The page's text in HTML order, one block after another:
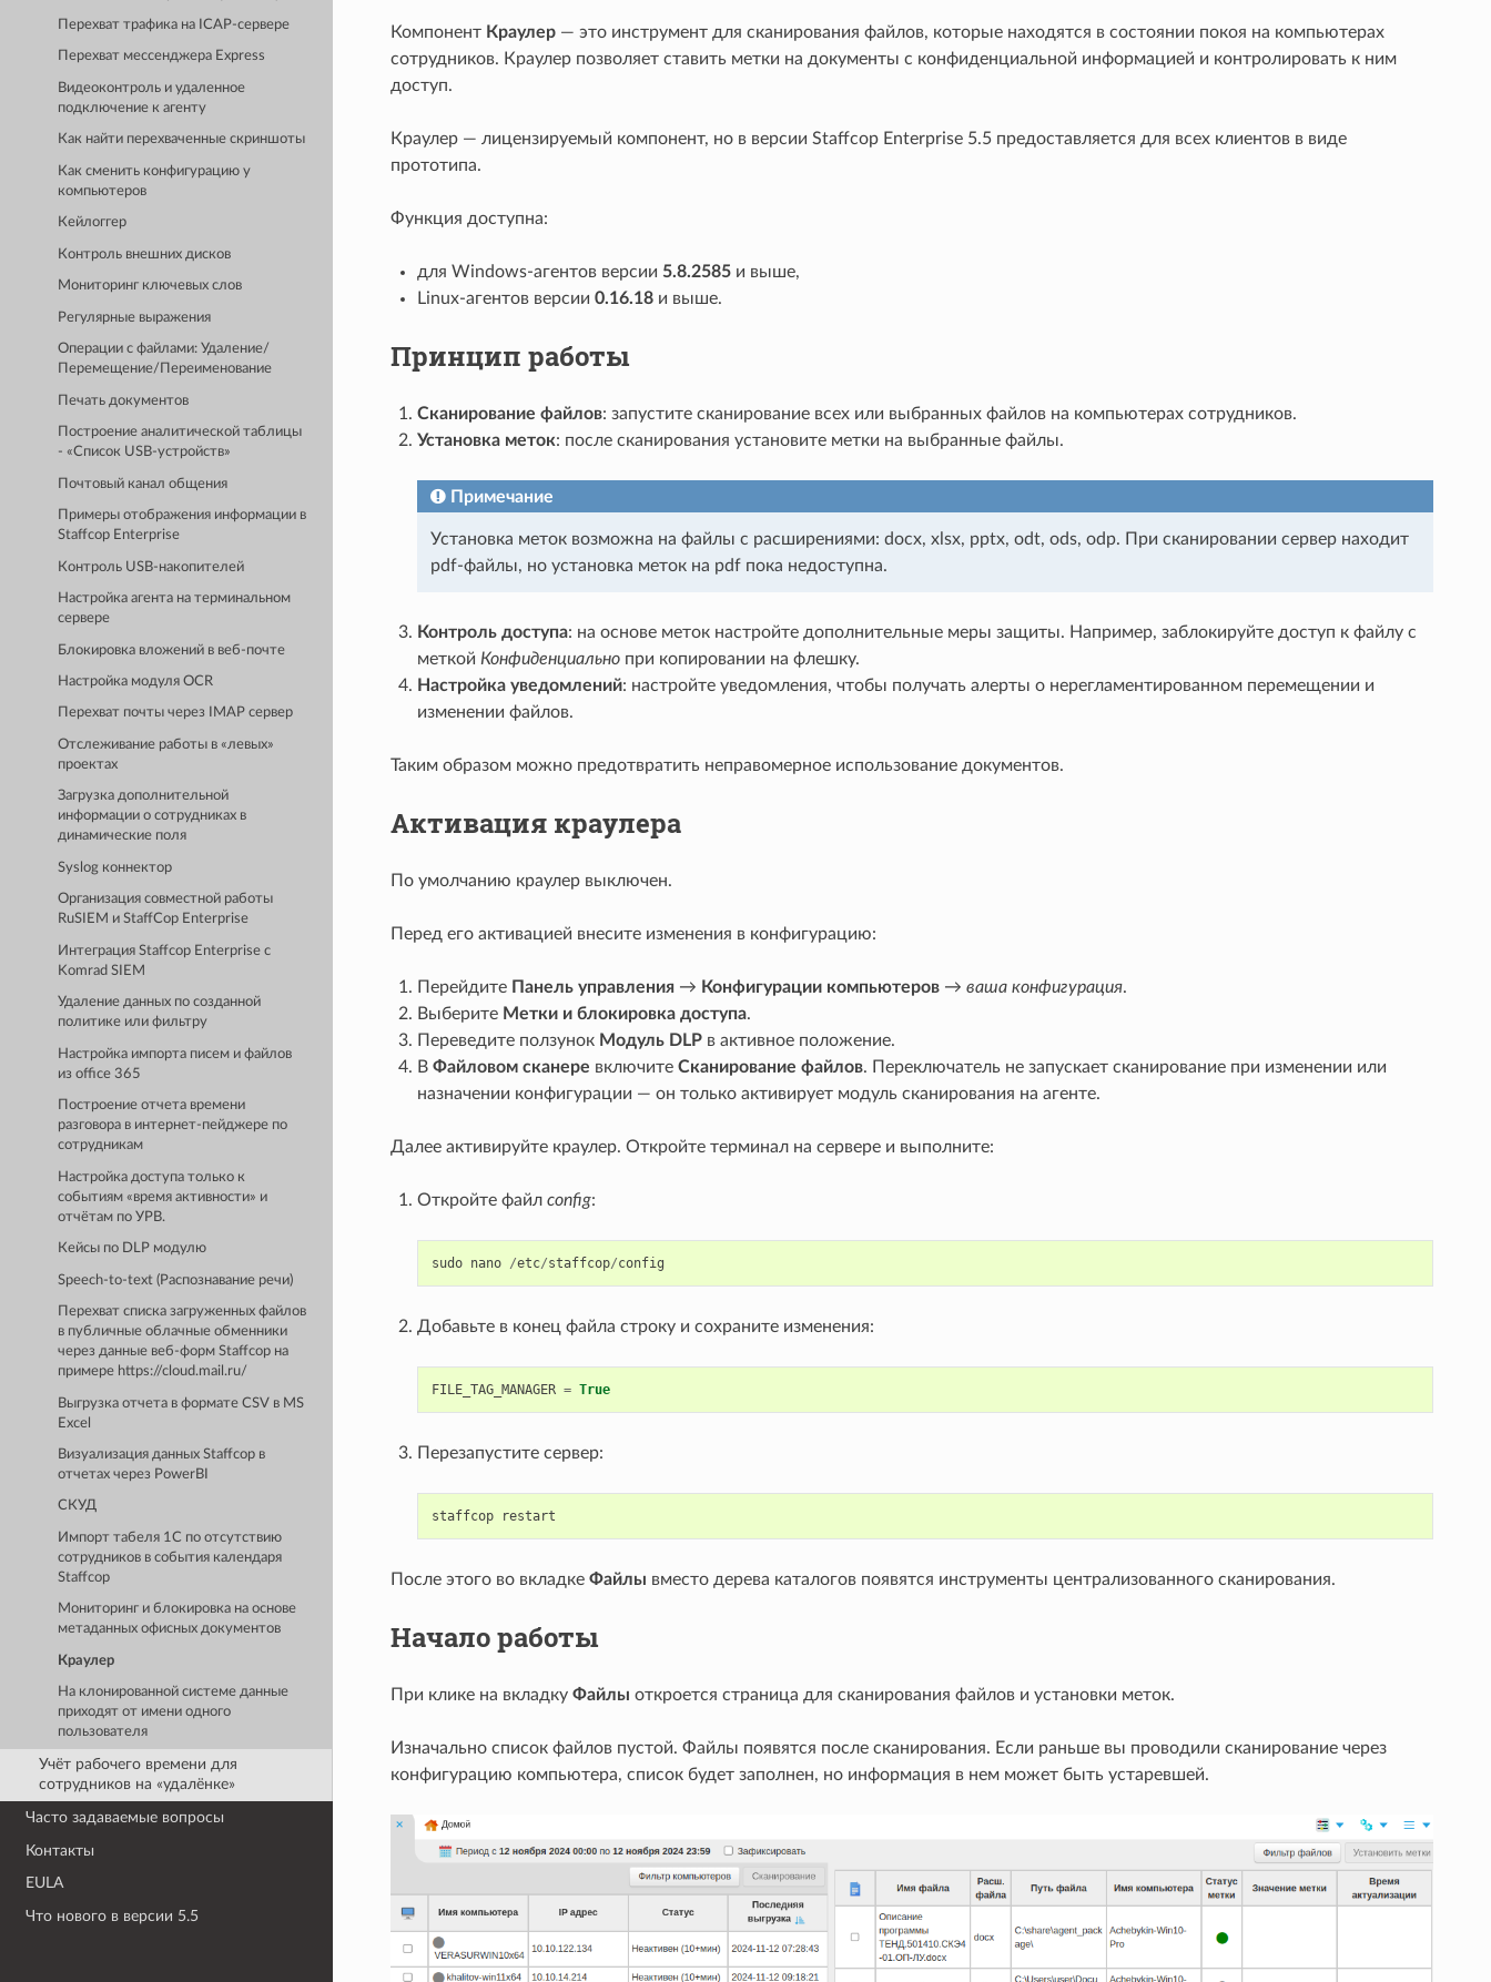
Перехват трафика на ICAP-сервере
Перехват мессенджера Express
Видеоконтроль и удаленное
подключение к агенту
Как найти перехваченные скриншоты
Как сменить конфигурацию у
компьютеров
Кейлоггер
Контроль внешних дисков
Мониторинг ключевых слов
Регулярные выражения
Операции с файлами: Удаление/
Перемещение/Переименование
Печать документов
Построение аналитической таблицы
- «Список USB-устройств»
Почтовый канал общения
Примеры отображения информации в
Staffcop Enterprise
Контроль USB-накопителей
Настройка агента на терминальном
сервере
Блокировка вложений в веб-почте
Настройка модуля OCR
Перехват почты через IMAP сервер
Отслеживание работы в «левых»
проектах
Загрузка дополнительной
информации о сотрудниках в
динамические поля
Syslog коннектор
Организация совместной работы
RuSIEM и StaffCop Enterprise
Интеграция Staffcop Enterprise с
Komrad SIEM
Удаление данных по созданной
политике или фильтру
Настройка импорта писем и файлов
из office 365
Построение отчета времени
разговора в интернет-пейджере по
сотрудникам
Настройка доступа только к
событиям «время активности» и
отчётам по УРВ.
Кейсы по DLP модулю
Speech-to-text (Распознавание речи)
Перехват списка загруженных файлов
в публичные облачные обменники
через данные веб-форм Staffcop на
примере https://cloud.mail.ru/
Выгрузка отчета в формате CSV в MS
Excel
Визуализация данных Staffcop в
отчетах через PowerBI
СКУД
Импорт табеля 1С по отсутствию
сотрудников в события календаря
Staffcop
Мониторинг и блокировка на основе
метаданных офисных документов
Краулер
На клонированной системе данные
приходят от имени одного
пользователя
Учёт рабочего времени для
сотрудников на «удалёнке»
Часто задаваемые вопросы
Контакты
EULA
Что нового в версии 5.5
Компонент Краулер— это инструмент для сканирования файлов, которые находятся в состоянии покоя на компьютерах
сотрудников. Краулер позволяет ставить метки на документы с конфиденциальной информацией и контролировать к ним
доступ.
Краулер — лицензируемый компонент, но в версии Staffcop Enterprise 5.5 предоставляется для всех клиентов в виде
прототипа.
Функция доступна:
для Windows-агентов версии 5.8.2585и выше,
Linux-агентов версии 0.16.18и выше.
Принцип работы
Сканирование файлов: запустите сканирование всех или выбранных файлов на компьютерах сотрудников.
Установка меток: после сканирования установите метки на выбранные файлы.
Примечание
Установка меток возможна на файлы с расширениями: docx, xlsx, pptx, odt, ods, odp. При сканировании сервер находит
pdf-файлы, но установка меток на pdf пока недоступна.
Контроль доступа: на основе меток настройте дополнительные меры защиты. Например, заблокируйте доступ к файлу с
меткой Конфиденциальнопри копировании на флешку.
Настройка уведомлений: настройте уведомления, чтобы получать алерты о нерегламентированном перемещении и
изменении файлов.
Таким образом можно предотвратить неправомерное использование документов.
Активация краулера
По умолчанию краулер выключен.
Перед его активацией внесите изменения в конфигурацию:
Перейдите Панель управления→ Конфигурации компьютеров→ ваша конфигурация.
Выберите Метки и блокировка доступа.
Переведите ползунок Модуль DLPв активное положение.
В Файловом сканере включите Сканирование файлов. Переключатель не запускает сканирование при изменении или
назначении конфигурации — он только активирует модуль сканирования на агенте.
Далее активируйте краулер. Откройте терминал на сервере и выполните:
Откройте файл config:
sudo nano /etc/staffcop/config
Добавьте в конец файла строку и сохраните изменения:
FILE_TAG_MANAGER = True
Перезапустите сервер:
staffcop restart
После этого во вкладке Файлы вместо дерева каталогов появятся инструменты централизованного сканирования.
Начало работы
При клике на вкладку Файлы откроется страница для сканирования файлов и установки меток.
Изначально список файлов пустой. Файлы появятся после сканирования. Если раньше вы проводили сканирование через
конфигурацию компьютера, список будет заполнен, но информация в нем может быть устаревшей.